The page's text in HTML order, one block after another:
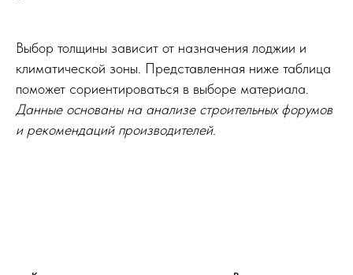
Выбор толщины зависит от назначения лоджии и
климатической зоны. Представленная ниже таблица
поможет сориентироваться в выборе материала.
Данные основаны на анализе строительных форумов
и рекомендаций производителей.